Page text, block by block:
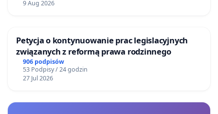
9 Aug 2026
Petycja o kontynuowanie prac legislacyjnych
związanych z reformą prawa rodzinnego
906 podpisów
53 Podpisy / 24 godzin
27 Jul 2026